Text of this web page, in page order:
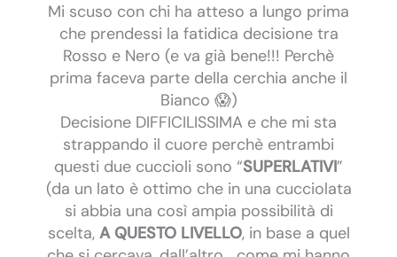
Mi scuso con chi ha atteso a lungo prima
che prendessi la fatidica decisione tra
Rosso e Nero (e va già bene!!! Perchè
prima faceva parte della cerchia anche il
Bianco 😱)
Decisione DIFFICILISSIMA e che mi sta
strappando il cuore perchè entrambi
questi due cuccioli sono “SUPERLATIVI”
(da un lato è ottimo che in una cucciolata
si abbia una così ampia possibilità di
scelta, A QUESTO LIVELLO, in base a quel